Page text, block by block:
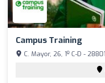
Campus Training
C. Mayor, 26, 1º C-D -